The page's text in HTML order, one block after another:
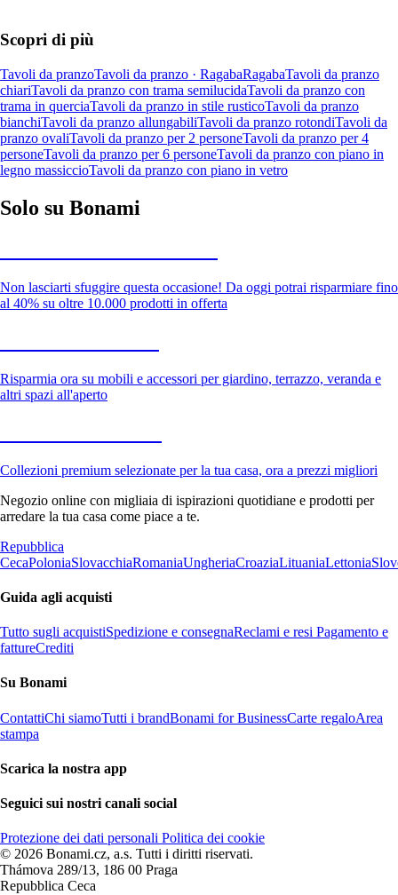
Scopri di più
Tavoli da pranzoTavoli da pranzo · RagabaRagabaTavoli da pranzo
chiariTavoli da pranzo con trama semilucidaTavoli da pranzo con
trama in querciaTavoli da pranzo in stile rusticoTavoli da pranzo
bianchiTavoli da pranzo allungabiliTavoli da pranzo rotondiTavoli da
pranzo ovaliTavoli da pranzo per 2 personeTavoli da pranzo per 4
personeTavoli da pranzo per 6 personeTavoli da pranzo con piano in
legno massiccioTavoli da pranzo con piano in vetro
Solo su Bonami
Non lasciarti sfuggire questa occasione! Da oggi potrai risparmiare fino
al 40% su oltre 10.000 prodotti in offerta
Risparmia ora su mobili e accessori per giardino, terrazzo, veranda e
altri spazi all'aperto
Collezioni premium selezionate per la tua casa, ora a prezzi migliori
Negozio online con migliaia di ispirazioni quotidiane e prodotti per
arredare la tua casa come piace a te.
Repubblica
CecaPoloniaSlovacchiaRomaniaUngheriaCroaziaLituaniaLettonia
Guida agli acquisti
Tutto sugli acquistiSpedizione e consegnaReclami e resi Pagamento e
fattureCrediti
Su Bonami
ContattiChi siamoTutti i brandBonami for BusinessCarte regaloArea
stampa
Scarica la nostra app
Seguici sui nostri canali social
Protezione dei dati personali Politica dei cookie
© 2026 Bonami.cz, a.s. Tutti i diritti riservati.
Thámova 289/13, 186 00 Praga
Repubblica Ceca